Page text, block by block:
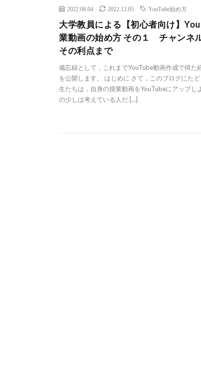
2022.06.04 2022.12.05 YouTube始め方
大学教員による【初心者向け】
業動画の始め方 その１ チャンネ
その利点まで
備忘録として，これまでYouTube動画作成で得た
を公開します。 はじめに さて，このブログにた
生たちは，自身の授業動画をYouTubeにアップし
の少しは考えている人だ […]